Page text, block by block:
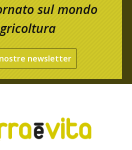
sul mondo
newsletter